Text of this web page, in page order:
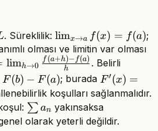
. Süreklilik:\lim_{x\to
a}f(x)=f(a)
limx→a f(x) = f(a);
olması ve limitin var olması
limh→0 h
f(a+h)− f(a) . Belirli
F(b) − F(a); burada F'(x)=f(x)
F ′(x) =
koşulları sağlanmalıdır.
\sum
a_n
∑ an yakınsaksa
olarak yeterli değildir.